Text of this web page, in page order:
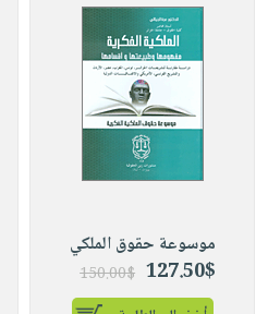
موسوعة حقوق الملكي
127.50$
150.00$